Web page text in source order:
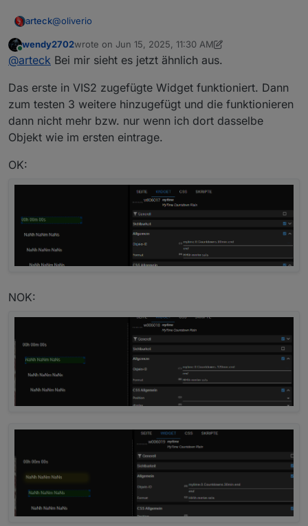
arteck@oliverio
sind keine.... auf der console..
ich hab jetzt alles datenpunkte durch..
keiner liefer das gewollte ergebniss.. nach dem ablauf
soll der wieder auf Timer gestellt werden..also 5 min
Online
wendy2702wrote on Jun 15, 2025, 11:30 AM
last edited by wendy2702Jun 15, 2025, 1:39 PM
@arteck Bei mir sieht es jetzt ähnlich aus.
Das erste in VIS2 zugefügte Widget funktioniert. Dann
zum testen 3 weitere hinzugefügt und die funktionieren
dann nicht mehr bzw. nur wenn ich dort dasselbe
Objekt wie im ersten eintrage.
OK:
NOK: